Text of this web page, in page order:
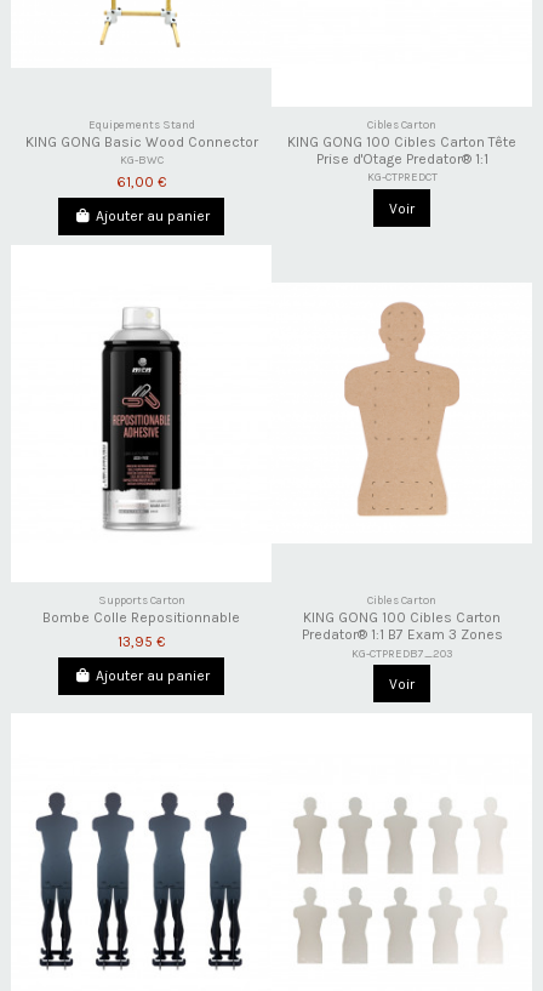
Equipements Stand
KING GONG Basic Wood Connector
KG-BWC
61,00 €
Ajouter au panier
Cibles Carton
KING GONG 100 Cibles Carton Tête
Prise d'Otage Predator® 1:1
KG-CTPREDCT
Voir
Supports Carton
Bombe Colle Repositionnable
13,95 €
Ajouter au panier
Cibles Carton
KING GONG 100 Cibles Carton
Predator® 1:1 B7 Exam 3 Zones
KG-CTPREDB7_2O3
Voir